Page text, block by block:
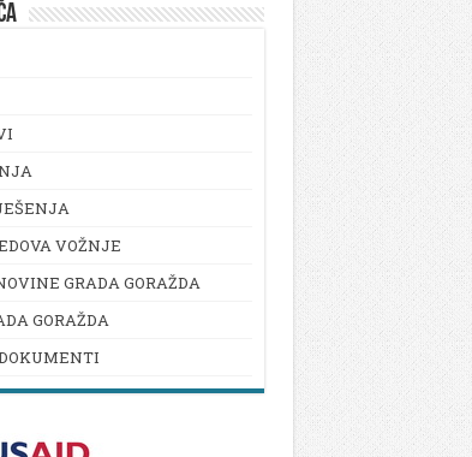
VOŽNJE
GRADA GORAŽDA
GORAŽDA